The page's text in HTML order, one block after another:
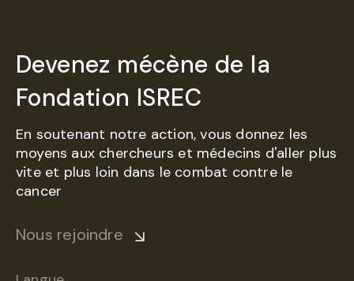
Devenez mécène de la
Fondation ISREC
En soutenant notre action, vous donnez les
moyens aux chercheurs et médecins d'aller plus
vite et plus loin dans le combat contre le
cancer
Nous rejoindre